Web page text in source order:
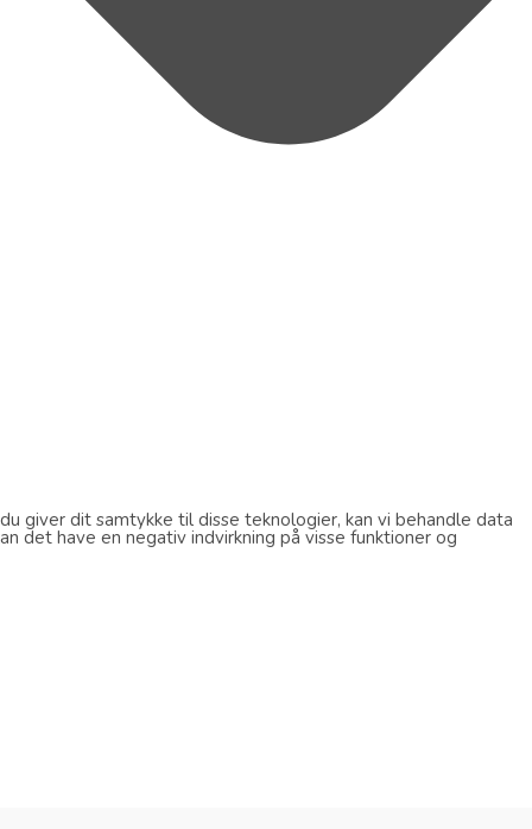
giver dit samtykke til disse teknologier, kan vi behandle data
det have en negativ indvirkning på visse funktioner og